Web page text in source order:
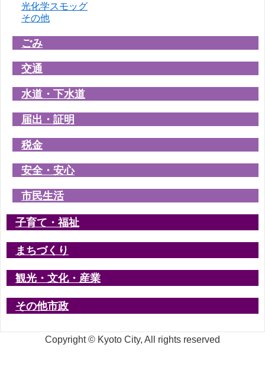
光化学スモッグ
その他
ごみ
交通
水道・下水道
届出・証明
税金
安全・安心
市民生活
子育て・福祉
まちづくり
観光・文化・産業
その他市政
Copyright © Kyoto City, All rights reserved